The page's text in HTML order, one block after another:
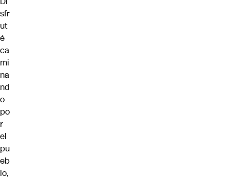
sfr
ut
é
ca
mi
na
nd
o
po
r
el
pu
eb
lo,